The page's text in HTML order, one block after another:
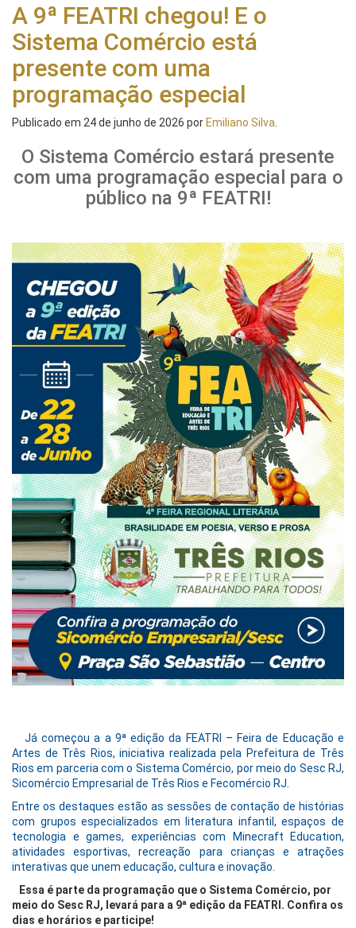
A 9ª FEATRI chegou! E o
Sistema Comércio está
presente com uma
programação especial
Publicado em 24 de junho de 2026 por Emiliano Silva
O Sistema Comércio estará presente
com uma programação especial para o
público na 9ª FEATRI!
Já começou a a 9ª edição da FEATRI – Feira de Educação e
Artes de Três Rios, iniciativa realizada pela Prefeitura de Três
Rios em parceria com o Sistema Comércio, por meio do Sesc RJ,
Sicomércio Empresarial de Três Rios e Fecomércio RJ.
Entre os destaques estão as sessões de contação de histórias
com grupos especializados em literatura infantil, espaços de
tecnologia e games, experiências com Minecraft Education,
atividades esportivas, recreação para crianças e atrações
interativas que unem educação, cultura e inovação.
Essa é parte da programação que o Sistema Comércio, por
meio do Sesc RJ, levará para a 9ª edição da FEATRI. Confira os
dias e horários e participe!